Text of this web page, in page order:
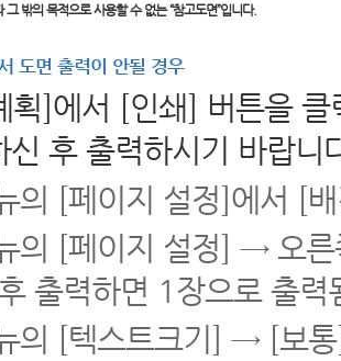
그 밖의 목적으로 사용할 수 없는 “참고도면”입니다.
도면 출력이 안될 경우
획]에서 [인쇄] 버튼을
신 후 출력하시기 바랍니
의 [페이지 설정]에서 [
의 [페이지 설정] → 오
출력하면 1장으로 출력
의 [텍스트크기] → [보